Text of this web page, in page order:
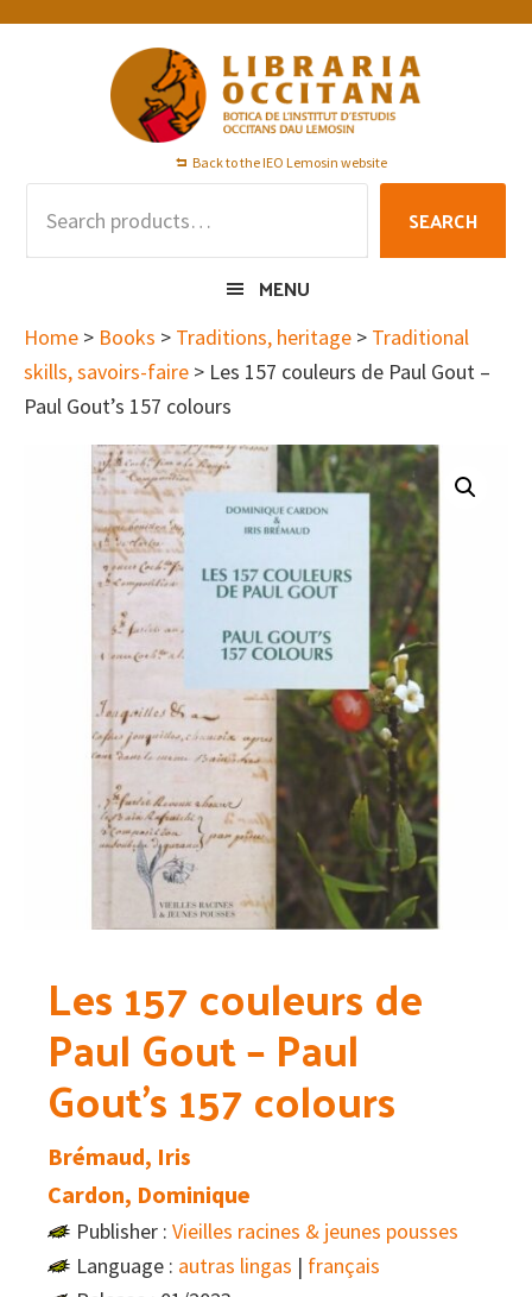
Skip
Skip
Skip
Back to the IEO Lemosin website
SEARCH
MENU
Home > Books > Traditions, heritage > Traditional
skills, savoirs-faire > Les 157 couleurs de Paul Gout –
Paul Gout’s 157 colours
Les 157 couleurs de
Paul Gout – Paul
Gout’s 157 colours
Brémaud, Iris
Cardon, Dominique
Publisher : Vieilles racines & jeunes pousses
Language : autras lingas | français